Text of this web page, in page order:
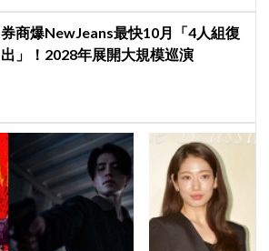
券商爆NewJeans最快10月「4人組復
出」！2028年展開大規模巡演